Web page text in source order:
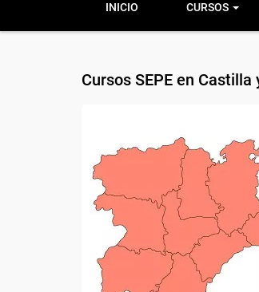
INICIO CURSOS
Cursos SEPE en